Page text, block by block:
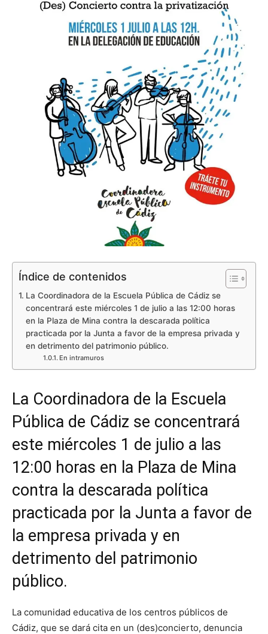
Índice de contenidos
La Coordinadora de la Escuela Pública de Cádiz se
concentrará este miércoles 1 de julio a las 12:00 horas
en la Plaza de Mina contra la descarada política
practicada por la Junta a favor de la empresa privada y
en detrimento del patrimonio público.
En intramuros
La Coordinadora de la Escuela
Pública de Cádiz se concentrará
este miércoles 1 de julio a las
12:00 horas en la Plaza de Mina
contra la descarada política
practicada por la Junta a favor de
la empresa privada y en
detrimento del patrimonio
público.
La comunidad educativa de los centros públicos de
Cádiz, que se dará cita en un (des)concierto, denuncia